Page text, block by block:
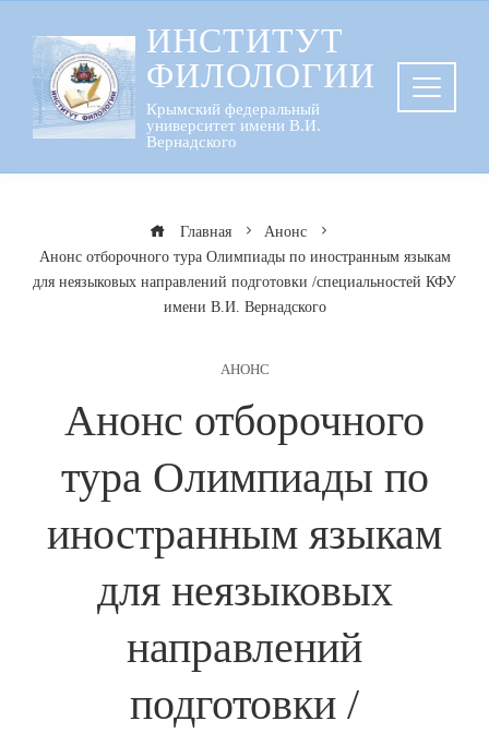
содержанию
ИНСТИТУТ
ФИЛОЛОГИИ
Крымский федеральный
университет имени В.И.
Вернадского
Главная
Анонс
Анонс отборочного тура Олимпиады по иностранным языкам
для неязыковых направлений подготовки /специальностей КФУ
имени В.И. Вернадского
АНОНС
Анонс отборочного
тура Олимпиады по
иностранным языкам
для неязыковых
направлений
подготовки /